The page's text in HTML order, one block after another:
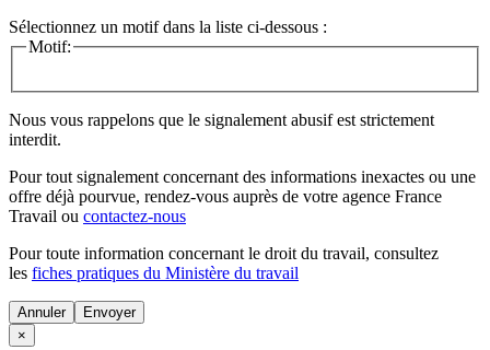
Sélectionnez un motif dans la liste ci-dessous :
Motif:
Nous vous rappelons que le signalement abusif est strictement
interdit.
Pour tout signalement concernant des informations inexactes ou une
offre déjà pourvue, rendez-vous auprès de votre agence France
Travail ou contactez-nous
Pour toute information concernant le droit du travail, consultez
les fiches pratiques du Ministère du travail
Annuler
×